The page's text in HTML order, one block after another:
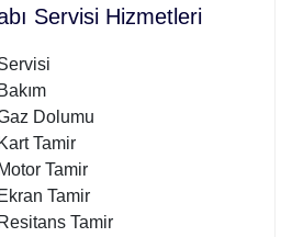
Servisi Hizmetleri
Dolumu
Tamir
Tamir
Tamir
Tamir